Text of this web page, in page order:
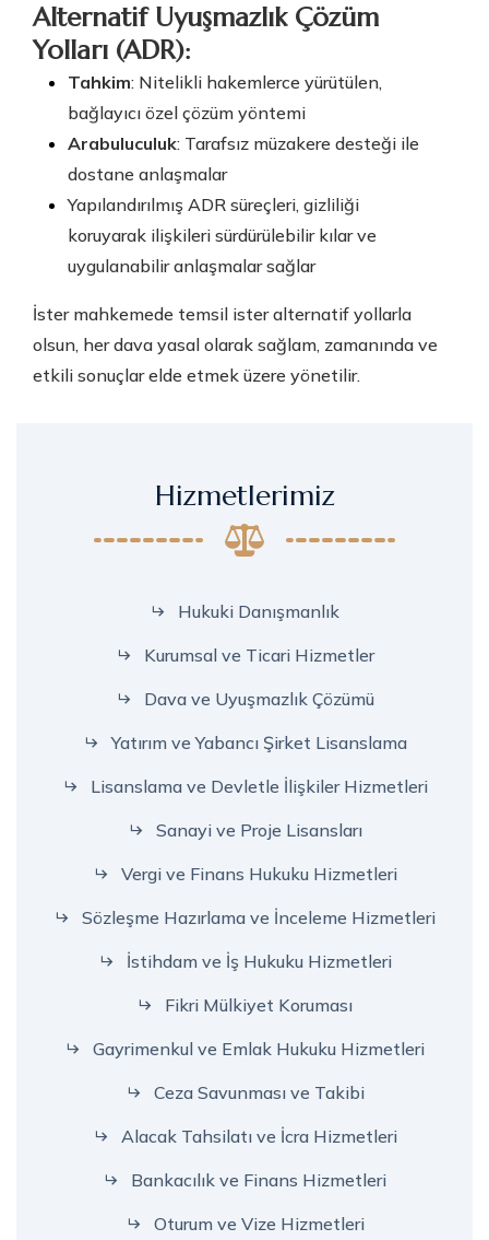
Alternatif Uyuşmazlık Çözüm
Yolları (ADR):
Tahkim: Nitelikli hakemlerce yürütülen,
bağlayıcı özel çözüm yöntemi
Arabuluculuk: Tarafsız müzakere desteği ile
dostane anlaşmalar
Yapılandırılmış ADR süreçleri, gizliliği
koruyarak ilişkileri sürdürülebilir kılar ve
uygulanabilir anlaşmalar sağlar
İster mahkemede temsil ister alternatif yollarla
olsun, her dava yasal olarak sağlam, zamanında ve
etkili sonuçlar elde etmek üzere yönetilir.
Hizmetlerimiz
Hukuki Danışmanlık
Kurumsal ve Ticari Hizmetler
Dava ve Uyuşmazlık Çözümü
Yatırım ve Yabancı Şirket Lisanslama
Lisanslama ve Devletle İlişkiler Hizmetleri
Sanayi ve Proje Lisansları
Vergi ve Finans Hukuku Hizmetleri
Sözleşme Hazırlama ve İnceleme Hizmetleri
İstihdam ve İş Hukuku Hizmetleri
Fikri Mülkiyet Koruması
Gayrimenkul ve Emlak Hukuku Hizmetleri
Ceza Savunması ve Takibi
Alacak Tahsilatı ve İcra Hizmetleri
Bankacılık ve Finans Hizmetleri
Oturum ve Vize Hizmetleri